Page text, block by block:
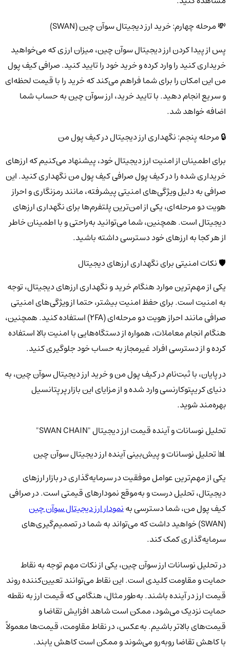
💸 مرحله چهارم: خرید ارز دیجیتال سوآن چین (SWAN)
پس از پیدا کردن ارز دیجیتال سوآن چین، میزان ارزی که می‌خواهید
خریداری کنید را وارد کرده و خرید خود را تایید کنید. صرافی کیف پول
من این امکان را برای شما فراهم می‌کند که خرید را با قیمت لحظه‌ای
و سریع انجام دهید. با تایید خرید، ارز سوآن چین به حساب شما
اضافه خواهد شد.
🔒 مرحله پنجم: نگهداری ارز دیجیتال در کیف پول من
برای اطمینان از امنیت ارز دیجیتال خود، پیشنهاد می‌کنیم که ارزهای
خریداری شده را در کیف پول صرافی کیف پول من نگهداری کنید. این
صرافی به دلیل ویژگی‌های امنیتی پیشرفته، مانند رمزنگاری و احراز
هویت دو مرحله‌ای، یکی از امن‌ترین پلتفرم‌ها برای نگهداری ارزهای
دیجیتال است. همچنین، شما می‌توانید به‌راحتی و با اطمینان خاطر
از هر کجا به ارزهای خود دسترسی داشته باشید.
🛡️ نکات امنیتی برای نگهداری ارزهای دیجیتال
یکی از مهم‌ترین موارد هنگام خرید و نگهداری ارزهای دیجیتال، توجه
به امنیت است. برای حفظ امنیت بیشتر، حتما از ویژگی‌های امنیتی
صرافی مانند احراز هویت دو مرحله‌ای (2FA) استفاده کنید. همچنین،
هنگام انجام معاملات، همواره از دستگاه‌هایی با امنیت بالا استفاده
کرده و از دسترسی افراد غیرمجاز به حساب خود جلوگیری کنید.
در پایان، با ثبت‌نام در کیف پول من و خرید ارز دیجیتال سوآن چین، به
دنیای کریپتوکارنسی وارد شده و از مزایای این بازار پرپتانسیل
بهره‌مند شوید.
تحلیل نوسانات و آینده قیمت ارز دیجیتال "SWAN CHAIN"
📊 تحلیل نوسانات و پیش‌بینی آینده ارز دیجیتال سوآن چین
یکی از مهم‌ترین عوامل موفقیت در سرمایه‌گذاری در بازار ارزهای
دیجیتال، تحلیل درست و به‌موقع نمودارهای قیمتی است. در صرافی
کیف پول من، شما دسترسی بهنمودار ارز دیجیتال سوآن چین
(SWAN) خواهید داشت که می‌تواند به شما در تصمیم‌گیری‌های
سرمایه‌گذاری کمک کند.
در تحلیل نوسانات ارز سوآن چین، یکی از نکات مهم توجه به نقاط
حمایت و مقاومت کلیدی است. این نقاط می‌توانند تعیین‌کننده روند
قیمت ارز در آینده باشند. به‌طور مثال، هنگامی که قیمت ارز به نقطه
حمایت نزدیک می‌شود، ممکن است شاهد افزایش تقاضا و
قیمت‌های بالاتر باشیم. به‌عکس، در نقاط مقاومت، قیمت‌ها معمولاً
با کاهش تقاضا روبه‌رو می‌شوند و ممکن است کاهش یابند.